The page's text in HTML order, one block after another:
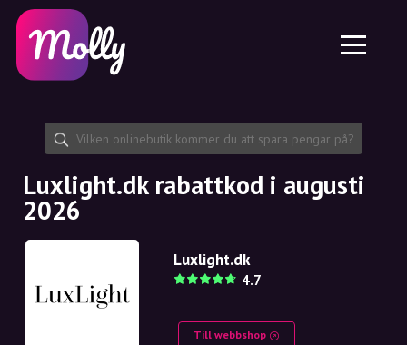
Hudvård
Hårvård
Dela rabattkod
Funktioner
Jobb
Om oss
Samarbete
Plattform
Molly till iPhone och iPad
Molly till Android
SE
EN
SE
NO
NL
Luxlight.dk rabattkod i augusti
2026
Luxlight.dk
4.7
Till webbshop